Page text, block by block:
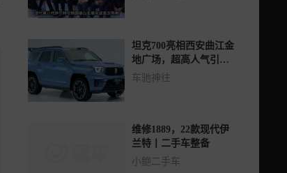
坦克700亮相西安曲江金
地广场，超高人气引爆
现场
车驰神往
维修1889，22款现代伊
兰特丨二手车整备
小鲍二手车